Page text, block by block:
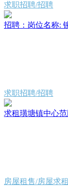
求职招聘/招聘
招聘：岗位名称:
求职招聘/招聘
求租璜塘镇中心
房屋租售/房屋求租